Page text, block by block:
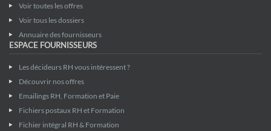
Voir toutes les offres
Voir tous les dossiers
Annuaire des fournisseurs
ESPACE FOURNISSEURS
Les décideurs RH vous intéressent ?
Découvrir nos offres
Emailings RH, Formation et Paie
Fichiers postaux RH et Formation
Fichier intégral RH & Formation